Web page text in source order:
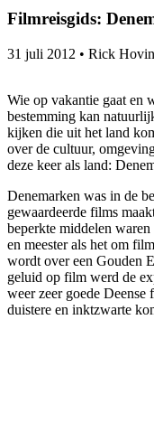
Filmreisgids:
31 juli 2012 • Rick
Wie op vakantie gaat en
bestemming kan
kijken die uit het land
over de cultuur,
deze keer als land:
Denemarken was in de
gewaardeerde films
beperkte middelen
en meester als het om
wordt over een Gouden
geluid op film werd de
weer zeer goede
duistere en inktzwarte